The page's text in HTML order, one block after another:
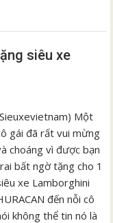
siêu xe
Một
gái đã rất vui mừng
choáng vì được bạn
bất ngờ tặng cho 1
xe Lamborghini
đến nỗi cô
không thể tin nó là